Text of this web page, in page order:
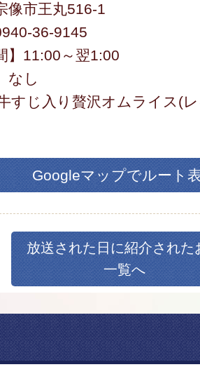
像市王丸516-1
36-9145
】11:00～翌1:00
なし
すじ入り贅沢オムライス(
Googleマップでルート
放送された日に紹介された
一覧へ